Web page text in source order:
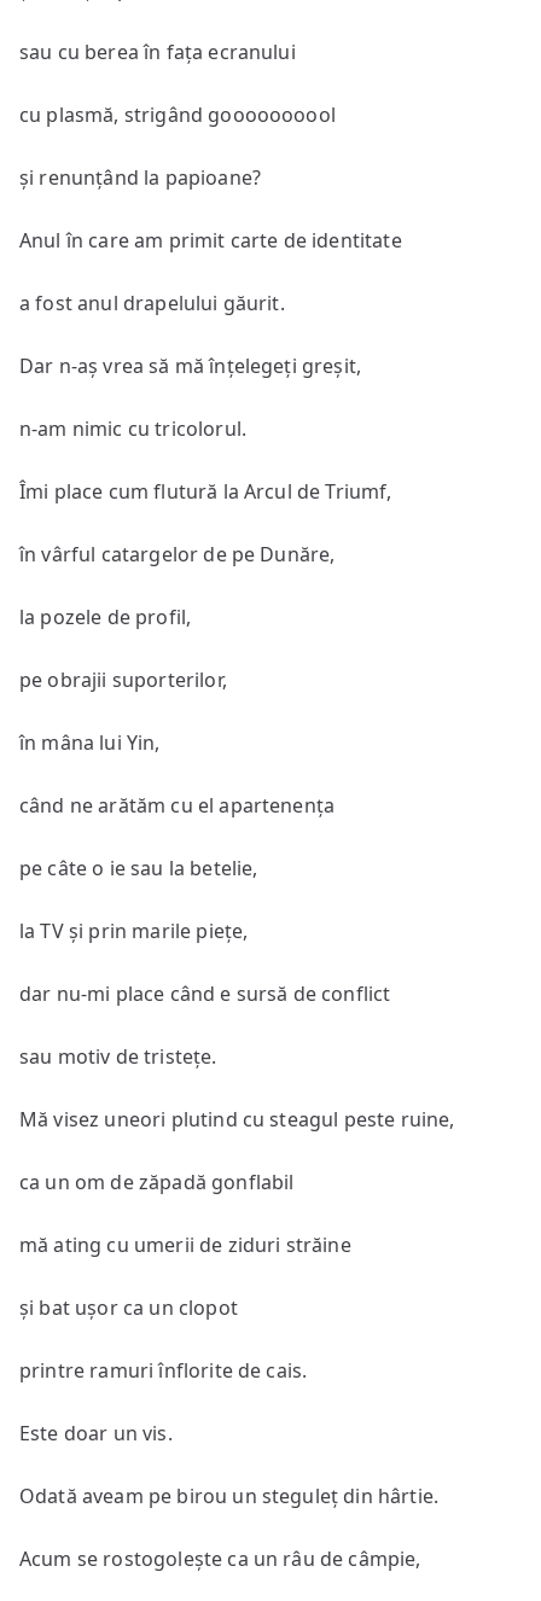
sau cu berea în fața ecranului
cu plasmă, strigând goooooooool
și renunțând la papioane?
Anul în care am primit carte de identitate
a fost anul drapelului găurit.
Dar n-aș vrea să mă înțelegeți greșit,
n-am nimic cu tricolorul.
Îmi place cum flutură la Arcul de Triumf,
în vârful catargelor de pe Dunăre,
la pozele de profil,
pe obrajii suporterilor,
în mâna lui Yin,
când ne arătăm cu el apartenența
pe câte o ie sau la betelie,
la TV și prin marile piețe,
dar nu-mi place când e sursă de conflict
sau motiv de tristețe.
Mă visez uneori plutind cu steagul peste ruine,
ca un om de zăpadă gonflabil
mă ating cu umerii de ziduri străine
și bat ușor ca un clopot
printre ramuri înflorite de cais.
Este doar un vis.
Odată aveam pe birou un steguleț din hârtie.
Acum se rostogolește ca un râu de câmpie,